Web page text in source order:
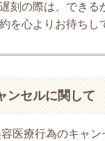
刻の際は、できる
を心よりお待ちし
ンセルに関して
医療行為のキャン